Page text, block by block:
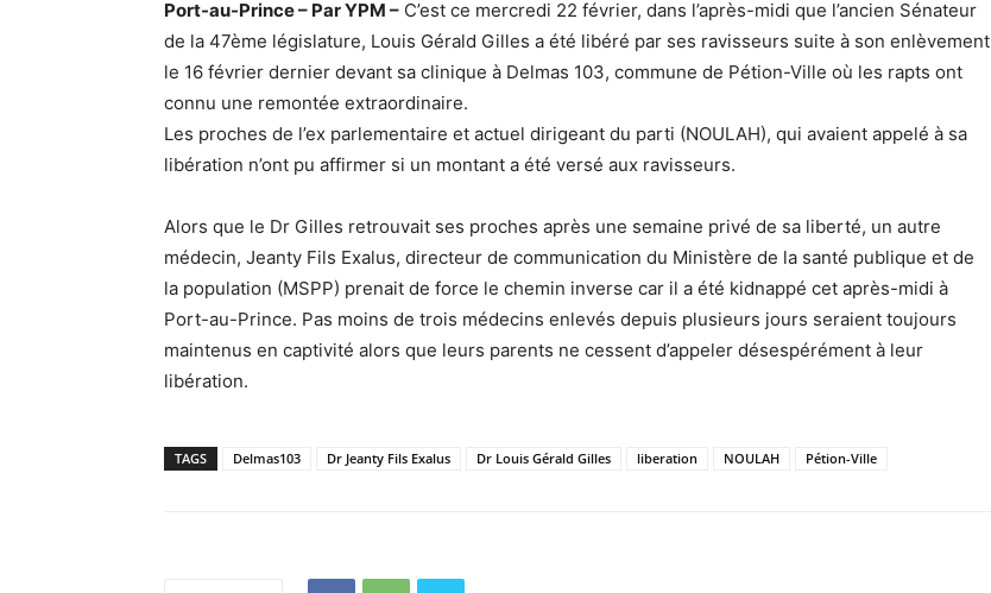
Port-au-Prince – Par YPM – C’est ce mercredi 22 février, dans l’après-midi que l’ancien Sénateur
de la 47ème législature, Louis Gérald Gilles a été libéré par ses ravisseurs suite à son enlèvement
le 16 février dernier devant sa clinique à Delmas 103, commune de Pétion-Ville où les rapts ont
connu une remontée extraordinaire.
Les proches de l’ex parlementaire et actuel dirigeant du parti (NOULAH), qui avaient appelé à sa
libération n’ont pu affirmer si un montant a été versé aux ravisseurs.
Alors que le Dr Gilles retrouvait ses proches après une semaine privé de sa liberté, un autre
médecin, Jeanty Fils Exalus, directeur de communication du Ministère de la santé publique et de
la population (MSPP) prenait de force le chemin inverse car il a été kidnappé cet après-midi à
Port-au-Prince. Pas moins de trois médecins enlevés depuis plusieurs jours seraient toujours
maintenus en captivité alors que leurs parents ne cessent d’appeler désespérément à leur
libération.
TAGS Delmas103 Dr Jeanty Fils Exalus Dr Louis Gérald Gilles liberation NOULAH Pétion-Ville